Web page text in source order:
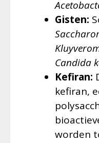
Gisten:
Candida
Kefiran:
kefiran,
worden